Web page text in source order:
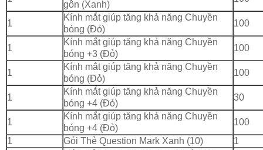
gôn (Xanh)
1
Kính mắt giúp tăng khả năng Chuyền
bóng (Đỏ)
100
1
Kính mắt giúp tăng khả năng Chuyền
bóng +3 (Đỏ)
100
1
Kính mắt giúp tăng khả năng Chuyền
bóng (Đỏ)
100
1
Kính mắt giúp tăng khả năng Chuyền
bóng +4 (Đỏ)
30
1
Kính mắt giúp tăng khả năng Chuyền
bóng +4 (Đỏ)
100
1
Gói Thẻ Question Mark Xanh (10)
1